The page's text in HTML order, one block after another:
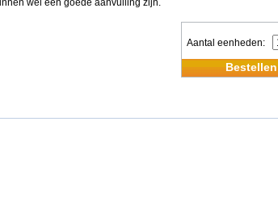
wel een goede aanvulling zijn.
Aantal eenheden:
Bestellen